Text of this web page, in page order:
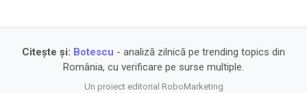
Citește și: Botescu - analiză zilnică pe trending topics din
România, cu verificare pe surse multiple.
Un proiect editorial RoboMarketing